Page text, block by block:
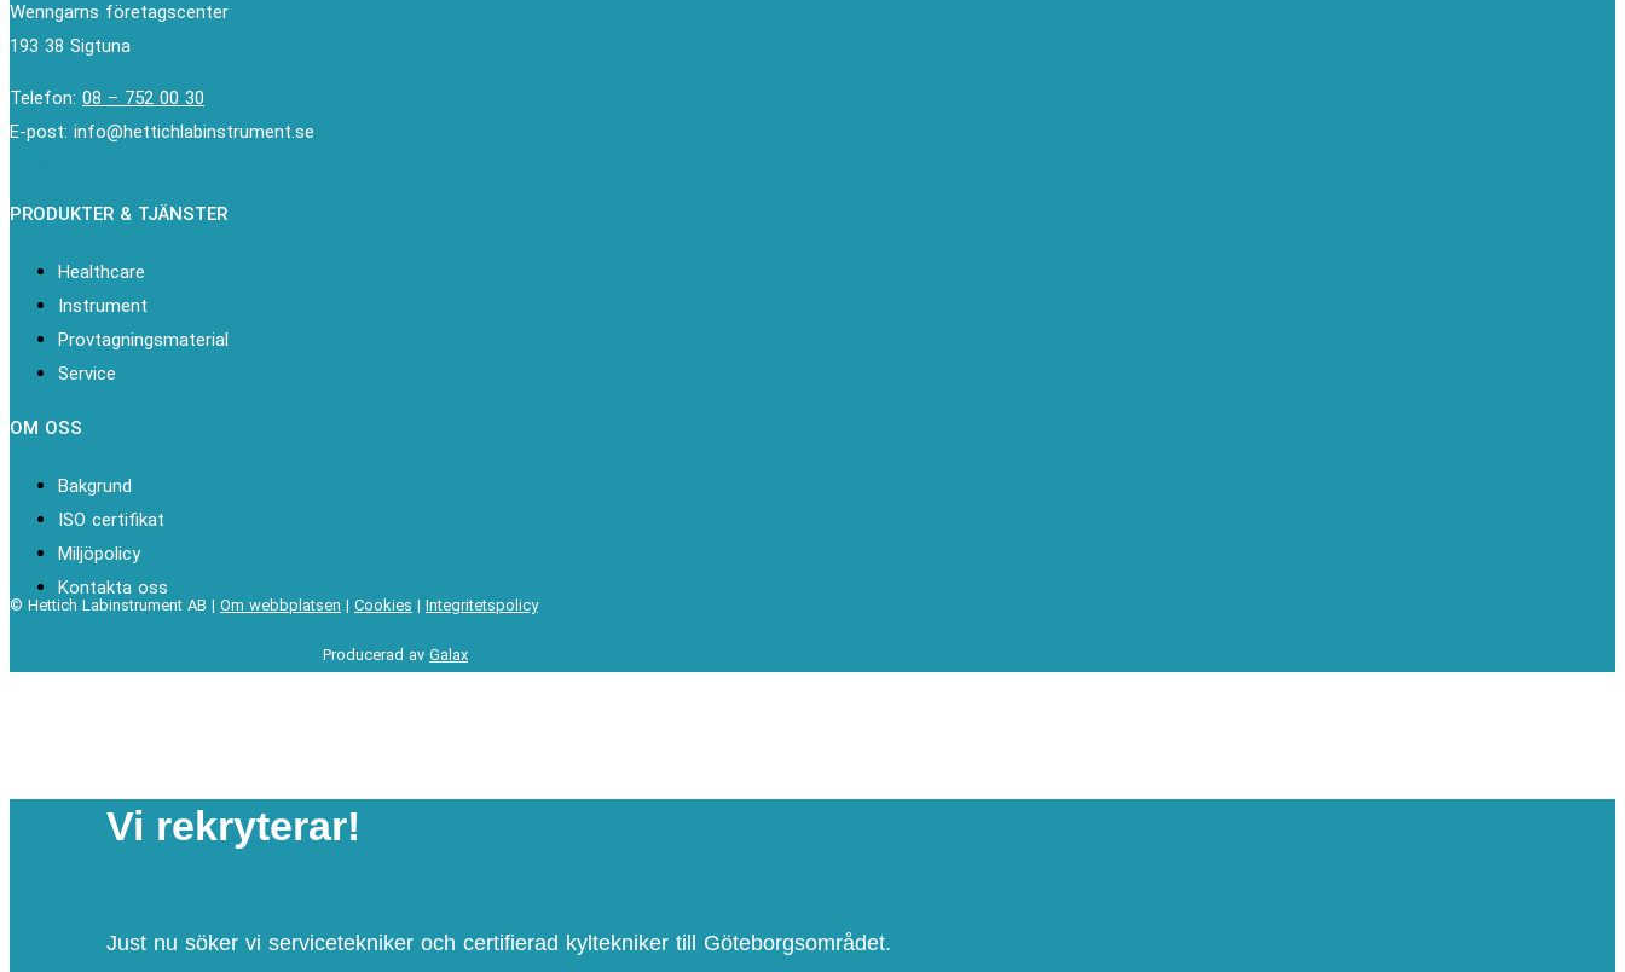
Wenngarns företagscenter
193 38 Sigtuna
Telefon: 08 – 752 00 30
E-post: info@hettichlabinstrument.se
PRODUKTER & TJÄNSTER
Healthcare
Instrument
Provtagningsmaterial
Service
OM OSS
Bakgrund
ISO certifikat
Miljöpolicy
Kontakta oss
© Hettich Labinstrument AB | Om webbplatsen | Cookies | Integritetspolicy
Producerad av Galax
Vi rekryterar!
Just nu söker vi servicetekniker och certifierad kyltekniker till Göteborgsområdet.